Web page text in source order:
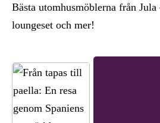
Bästa utomhusmöblerna från Jula
loungeset och mer!